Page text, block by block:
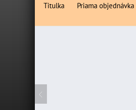
Titulka Priama objednávka